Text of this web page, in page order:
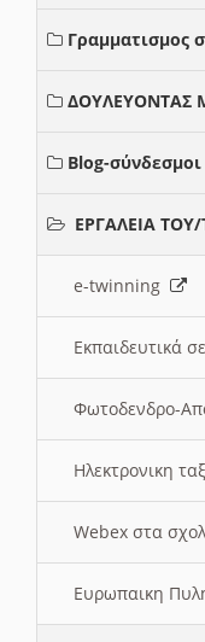
Γραμματισμος
ΔΟΥΛΕΥΟΝΤΑΣ
Blog-σύνδεσμοι
ΕΡΓΑΛΕΙΑ
e-twinning
Εκπαιδευτικά
Φωτοδενδρο-
Ηλεκτρονικη
Webex στα
Ευρωπαικη